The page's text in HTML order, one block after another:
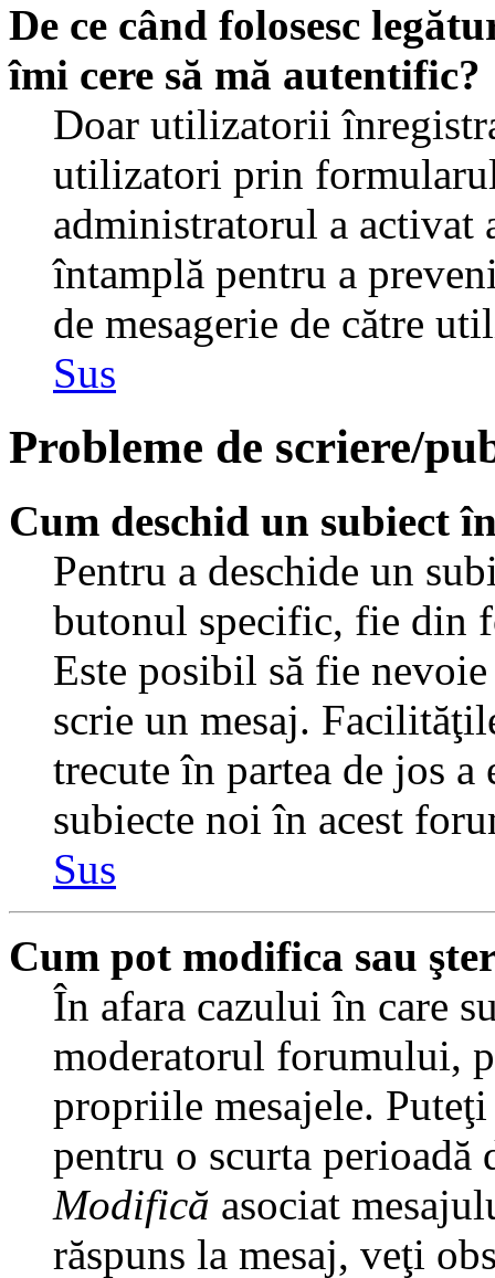
De ce când folosesc
îmi cere să mă autentific?
Doar utilizatorii
utilizatori prin
administratorul a activat
întamplă pentru a
de mesagerie de către
Sus
Probleme de scriere/
Cum deschid un subiect
Pentru a deschide un
butonul specific, fie din
Este posibil să fie
scrie un mesaj.
trecute în partea de jos
subiecte noi în acest
Sus
Cum pot modifica sau
În afara cazului în care
moderatorul forumului,
propriile mesajele.
pentru o scurta perioadă
Modifică asociat
răspuns la mesaj, veţi